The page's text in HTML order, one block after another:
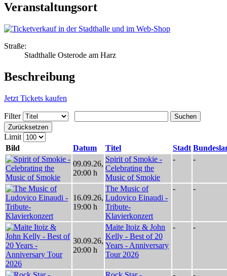
Veranstaltungsort
Straße:
Stadthalle Osterode am Harz
Beschreibung
Jetzt Tickets kaufen
Filter
Suchen
Zurücksetzen
Limit
Bild
Datum Titel Stadt
09.09.26,
20:00 h
Spirit of Smokie -
Celebrating the
Music of Smokie
- -
16.09.26,
19:00 h
The Music of
Ludovico Einaudi -
Tribute-
Klavierkonzert
- -
30.09.26,
20:00 h
Maite Itoiz & John
Kelly - Best of 20
Years - Anniversary
Tour 2026
- -